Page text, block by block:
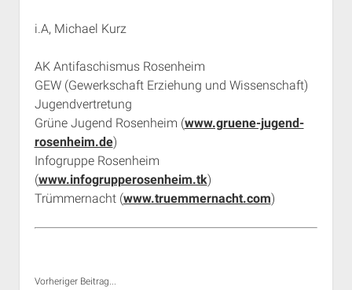
i.A, Michael Kurz
AK Antifaschismus Rosenheim
GEW (Gewerkschaft Erziehung und Wissenschaft)
Jugendvertretung
Grüne Jugend Rosenheim (www.gruene-jugend-
rosenheim.de)
Infogruppe Rosenheim
(www.infogrupperosenheim.tk)
Trümmernacht (www.truemmernacht.com)
Vorheriger Beitrag...